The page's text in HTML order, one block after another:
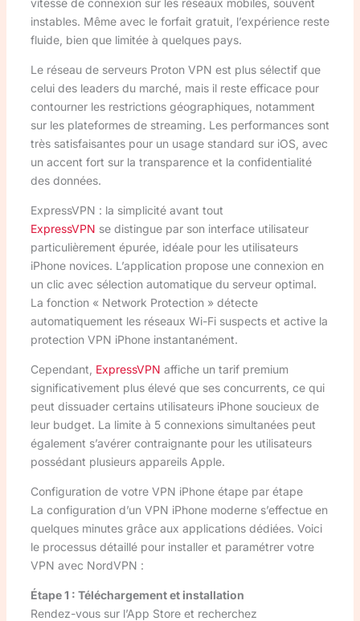
instables. Même avec le forfait gratuit, l’expérience reste
fluide, bien que limitée à quelques pays.
Le réseau de serveurs Proton VPN est plus sélectif que
celui des leaders du marché, mais il reste efficace pour
contourner les restrictions géographiques, notamment
sur les plateformes de streaming. Les performances sont
très satisfaisantes pour un usage standard sur iOS, avec
un accent fort sur la transparence et la confidentialité
des données.
ExpressVPN : la simplicité avant tout
ExpressVPN se distingue par son interface utilisateur
particulièrement épurée, idéale pour les utilisateurs
iPhone novices. L’application propose une connexion en
un clic avec sélection automatique du serveur optimal.
La fonction « Network Protection » détecte
automatiquement les réseaux Wi-Fi suspects et active la
protection VPN iPhone instantanément.
Cependant, ExpressVPN affiche un tarif premium
significativement plus élevé que ses concurrents, ce qui
peut dissuader certains utilisateurs iPhone soucieux de
leur budget. La limite à 5 connexions simultanées peut
également s’avérer contraignante pour les utilisateurs
possédant plusieurs appareils Apple.
Configuration de votre VPN iPhone étape par étape
La configuration d’un VPN iPhone moderne s’effectue en
quelques minutes grâce aux applications dédiées. Voici
le processus détaillé pour installer et paramétrer votre
VPN avec NordVPN :
Étape 1 : Téléchargement et installation
Rendez-vous sur l’App Store et recherchez